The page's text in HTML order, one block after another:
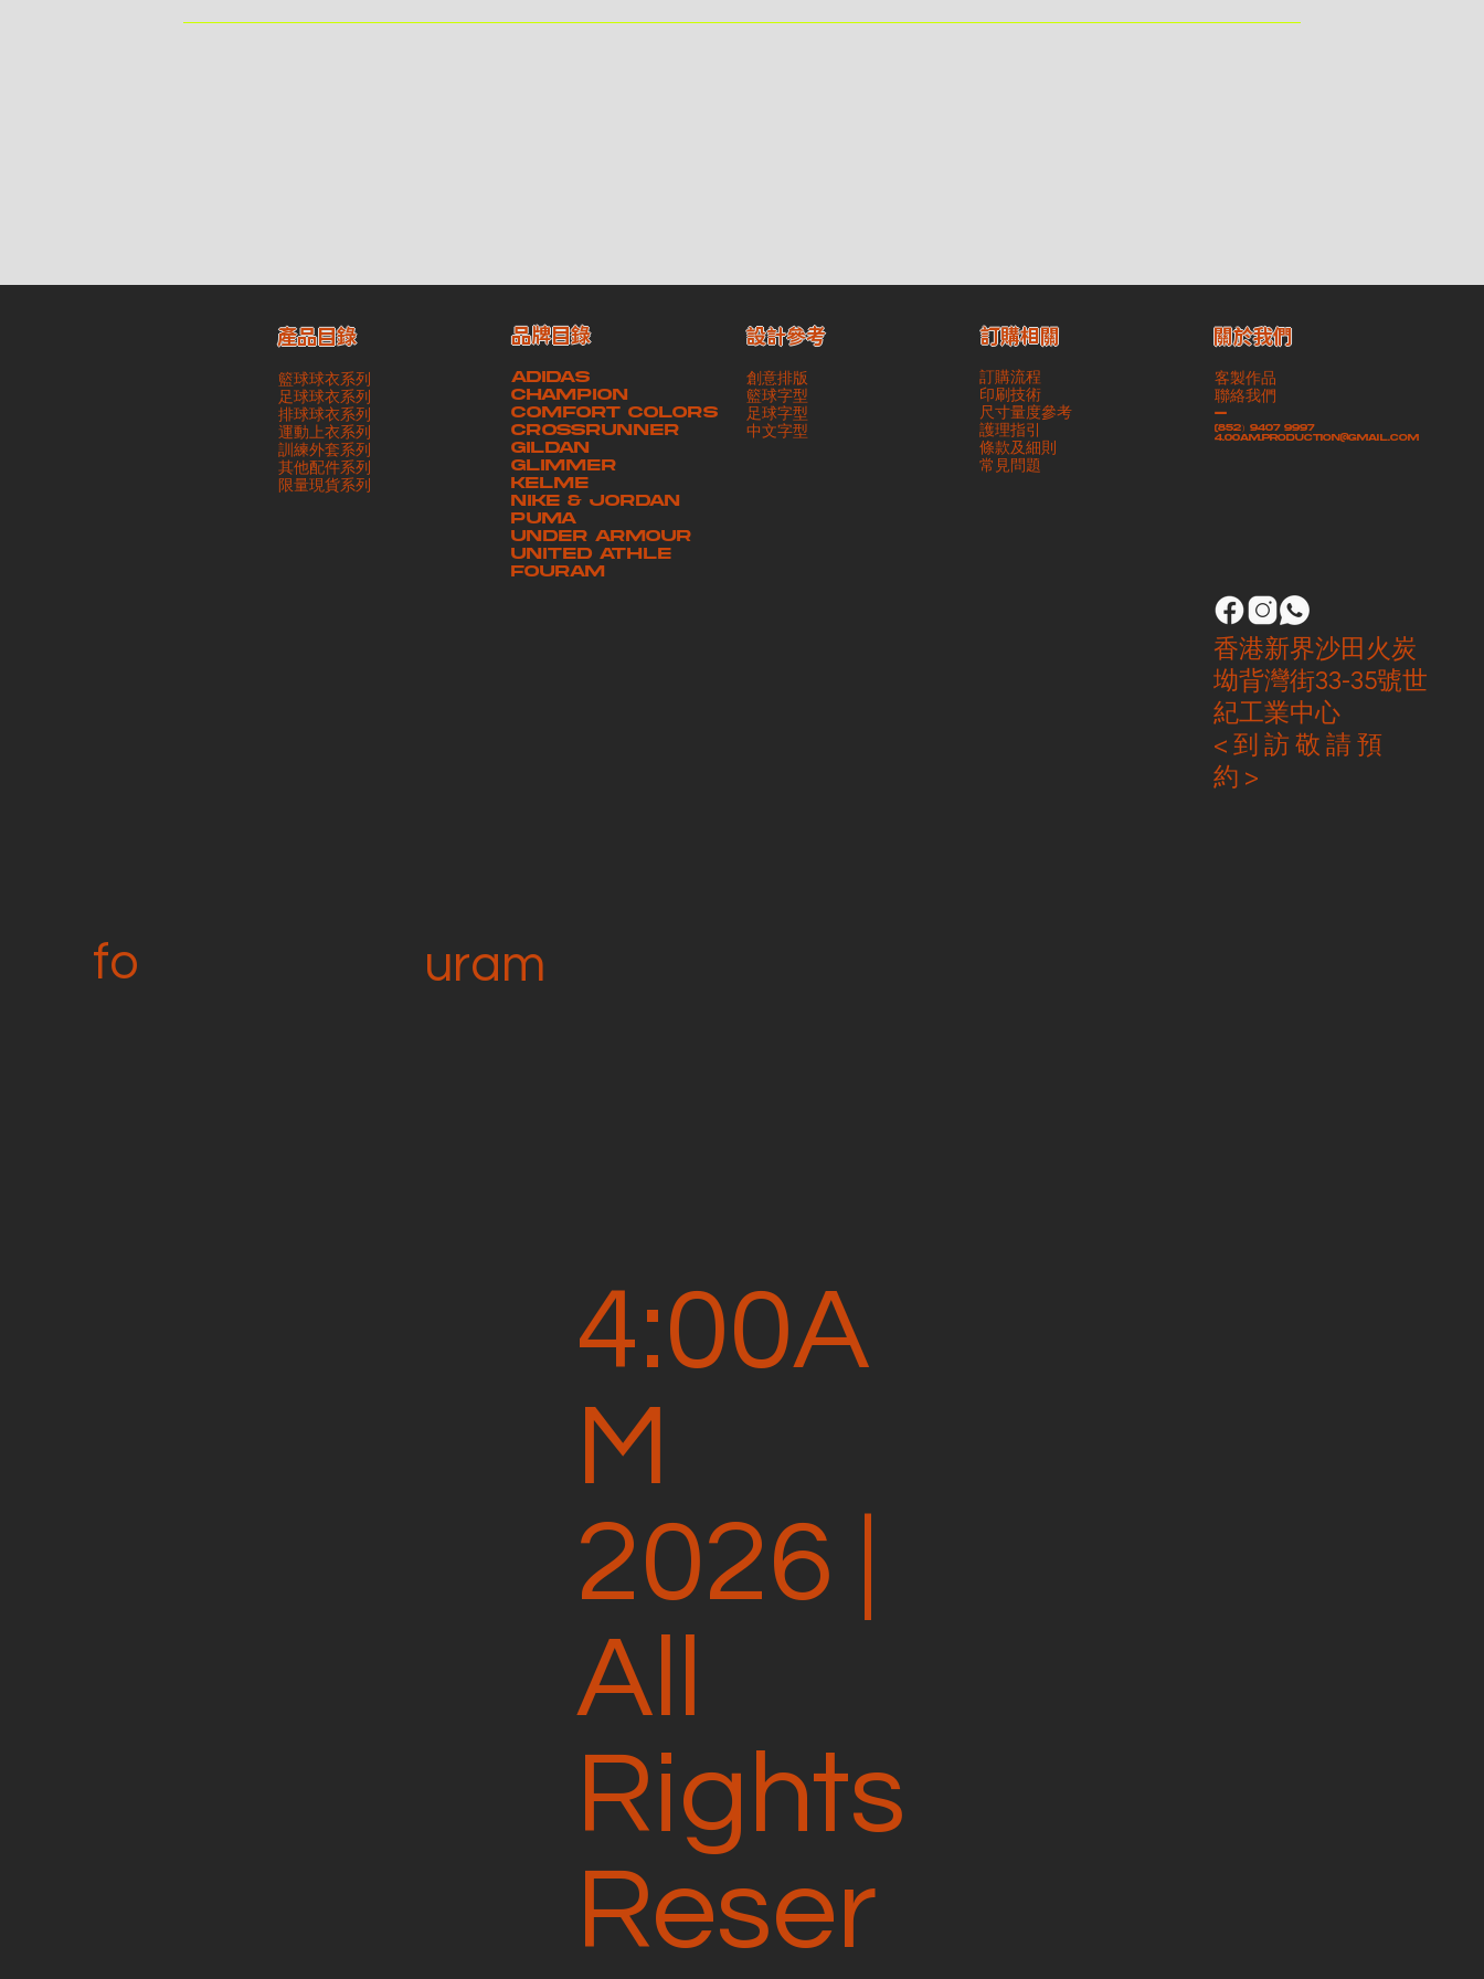
貴客可選擇以下方式提取所訂購之貨品： ​・ 工作室自取 < 需 預 約 > ｜請與4AM團隊職員聯絡預約取貨時間｜​ ・ GoGoVan ｜即日完成配送服務｜運費由貴客現金支付司機｜ ・ 順豐速運 ｜貨件運送需要
4:00A
M
2026 |
All
Rights
Reser
產品目錄
籃球球衣系列
足球球衣系列
排球球衣系列
運動上衣系列
訓練外套系列
其他配件系列
​限量現貨系列
ADIDAS
CHAMPION
COMFORT COLORS
CROSSRUNNER
GILDAN
GLIMMER
KELME
NIKE & JORDAN
PUMA
UNDER ARMOUR
UNITED ATHLE
FOURAM
品牌目錄
創意排版
籃球字型
足球字型
​中文字型
設計參考
訂購流程
印刷技術
尺寸量度參考
護理指引
條款及細則
​常見問題
訂購相關
客製作品
聯絡我們
-
(852）9407 9997
4.00am.production@gmail.com
​關於我們
香港新界沙田火炭
坳背灣街33-35號世
紀工業中心
< 到 訪 敬 請 預
約 >
fo uram